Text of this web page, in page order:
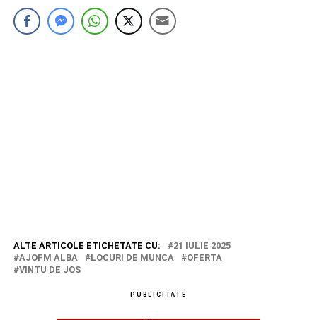
ALTE ARTICOLE ETICHETATE CU:
21 IULIE 2025
AJOFM ALBA
LOCURI DE MUNCA
OFERTA
VINTU DE JOS
PUBLICITATE